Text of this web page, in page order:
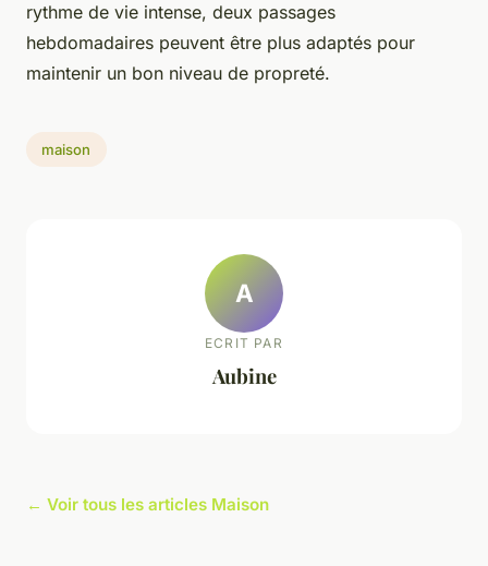
rythme de vie intense, deux passages
hebdomadaires peuvent être plus adaptés pour
maintenir un bon niveau de propreté.
maison
A
ECRIT PAR
Aubine
← Voir tous les articles Maison